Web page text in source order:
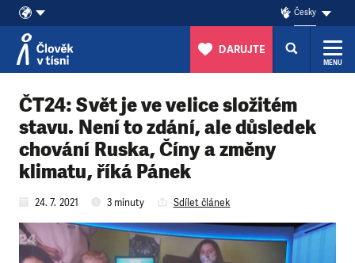
Česky
DARUJTE
MENU
ČT24: Svět je ve velice složitém
stavu. Není to zdání, ale důsledek
chování Ruska, Číny a změny
klimatu, říká Pánek
24. 7. 2021 3 minuty Sdílet článek